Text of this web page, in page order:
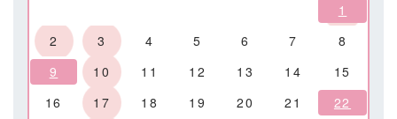
1
2
3 4 5 6 7
8
9
10 11 12 13 14
15
16
17 18 19 20 21
22